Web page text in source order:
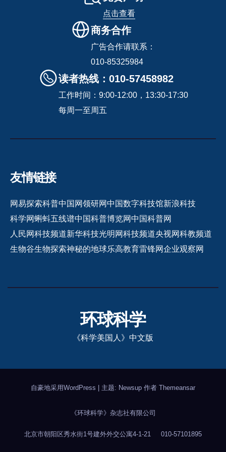
点击查看
商务合作
广告合作请联系：
010-85325984
读者热线：010-57458982
工作时间：9:00-12:00，13:30-17:30
每周一至周五
友情链接
网易探索科普中国网领研网中国数字科技馆新浪科技
科学网蝌蚪五线谱中国科普博览网中国科普网
人民网科技频道新华科技光明网科技频道央视网科教频道
生物谷生物探索神秘的地球乐高教育雷锋网企业观察网
环球科学
《科学美国人》中文版
自豪地采用WordPress 主题: Newsup 作者 Themeansar
《环球科学》杂志社有限公司
北京市朝阳区秀水街1号建外外交公寓4-1-21 010-57101895